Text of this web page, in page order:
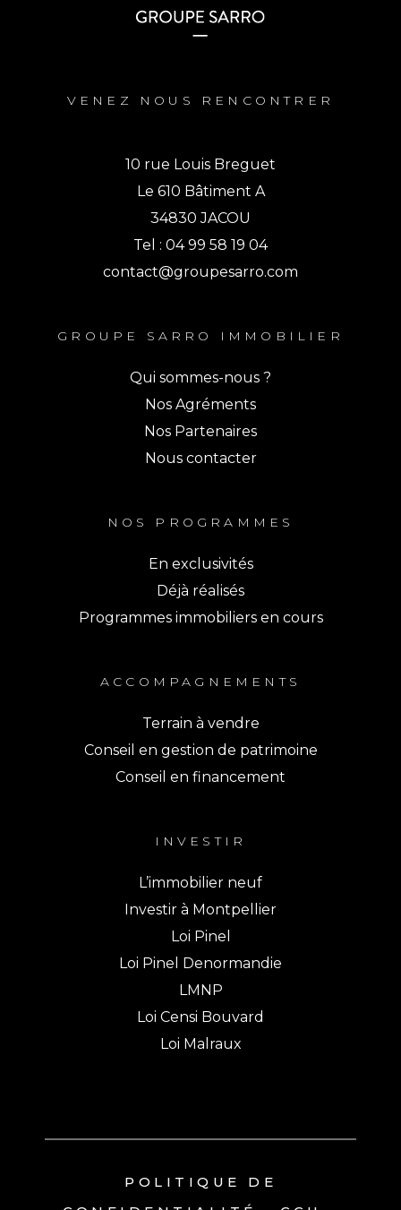
On a attendu d'être sûrs que le contenu de ce site vous intéresse
VENEZ NOUS RENCONTRER
10 rue Louis Breguet
Le 610 Bâtiment A
34830 JACOU
Tel : 04 99 58 19 04
contact@groupesarro.com
GROUPE SARRO IMMOBILIER
Qui sommes-nous ?
Nos Agréments
Nos Partenaires
Nous contacter
NOS PROGRAMMES
En exclusivités
Déjà réalisés
Programmes immobiliers en cours
ACCOMPAGNEMENTS
Terrain à vendre
Conseil en gestion de patrimoine
Conseil en financement
INVESTIR
L’immobilier neuf
Investir à Montpellier
Loi Pinel
Loi Pinel Denormandie
LMNP
Loi Censi Bouvard
Loi Malraux
POLITIQUE DE